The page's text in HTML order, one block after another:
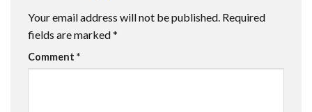
Your email address will not be published. Required
fields are marked*
Comment *